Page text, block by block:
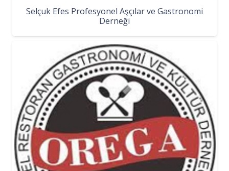
Selçuk Efes Profesyonel Aşçılar ve Gastronomi
Derneği